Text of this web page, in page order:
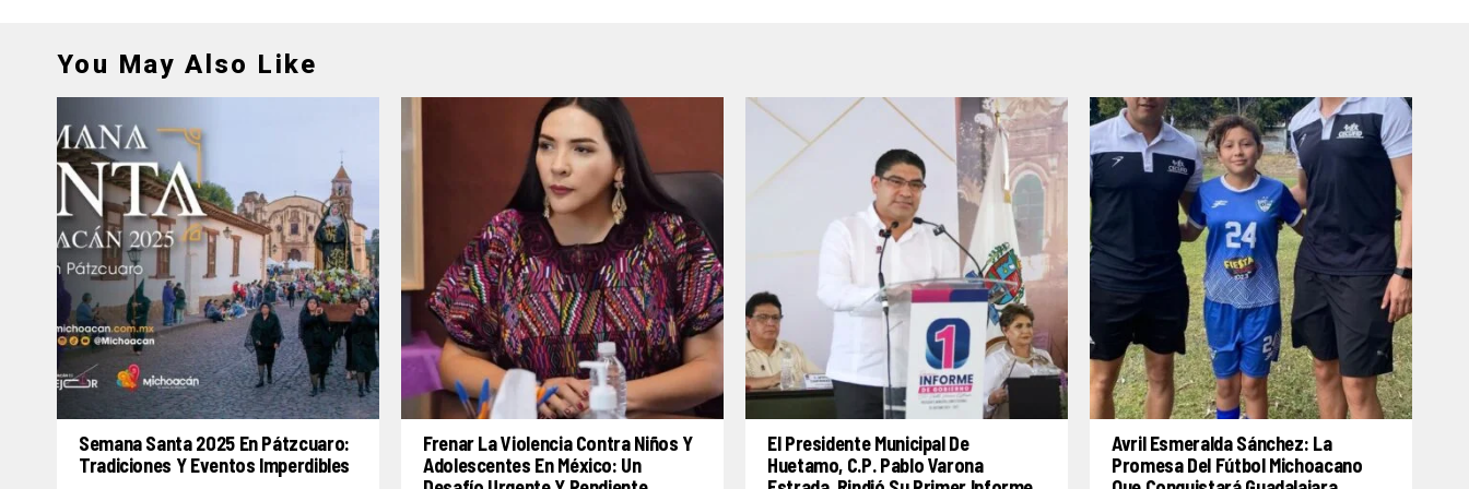
You May Also Like
Semana Santa 2025 En Pátzcuaro:
Tradiciones Y Eventos Imperdibles
Frenar La Violencia Contra Niños Y
Adolescentes En México: Un
El Presidente Municipal De
Huetamo, C.P. Pablo Varona
Avril Esmeralda Sánchez: La
Promesa Del Fútbol Michoacano